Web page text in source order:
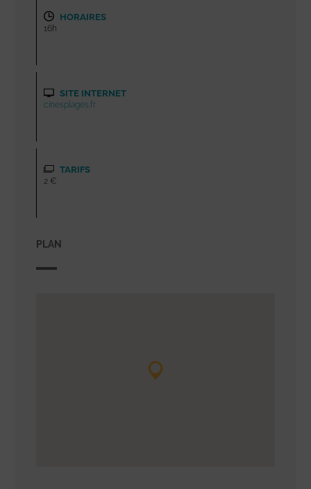
HORAIRES
16h
SITE INTERNET
cinesplages.fr
TARIFS
2 €
PLAN